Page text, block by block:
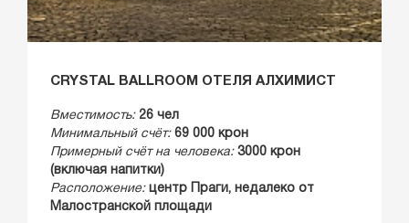
CRYSTAL BALLROOM ОТЕЛЯ АЛХИМИСТ
Вместимость: 26 чел
Минимальный счёт: 69 000 крон
Примерный счёт на человека: 3000 крон
(включая напитки)
Расположение: центр Праги, недалеко от
Малостранской площади